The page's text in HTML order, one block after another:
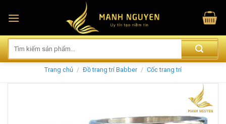
Trang chủ / Đồ trang trí Babber / Cốc trang trí